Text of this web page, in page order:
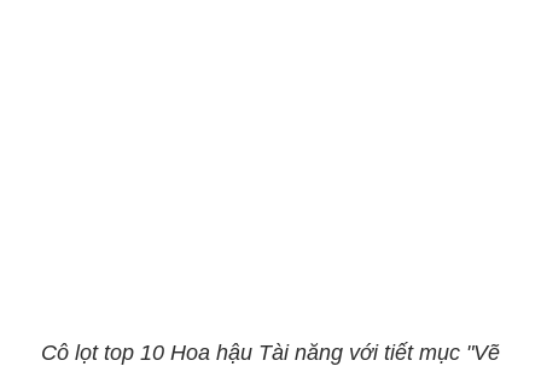
Cô lọt top 10 Hoa hậu Tài năng với tiết mục "Vẽ